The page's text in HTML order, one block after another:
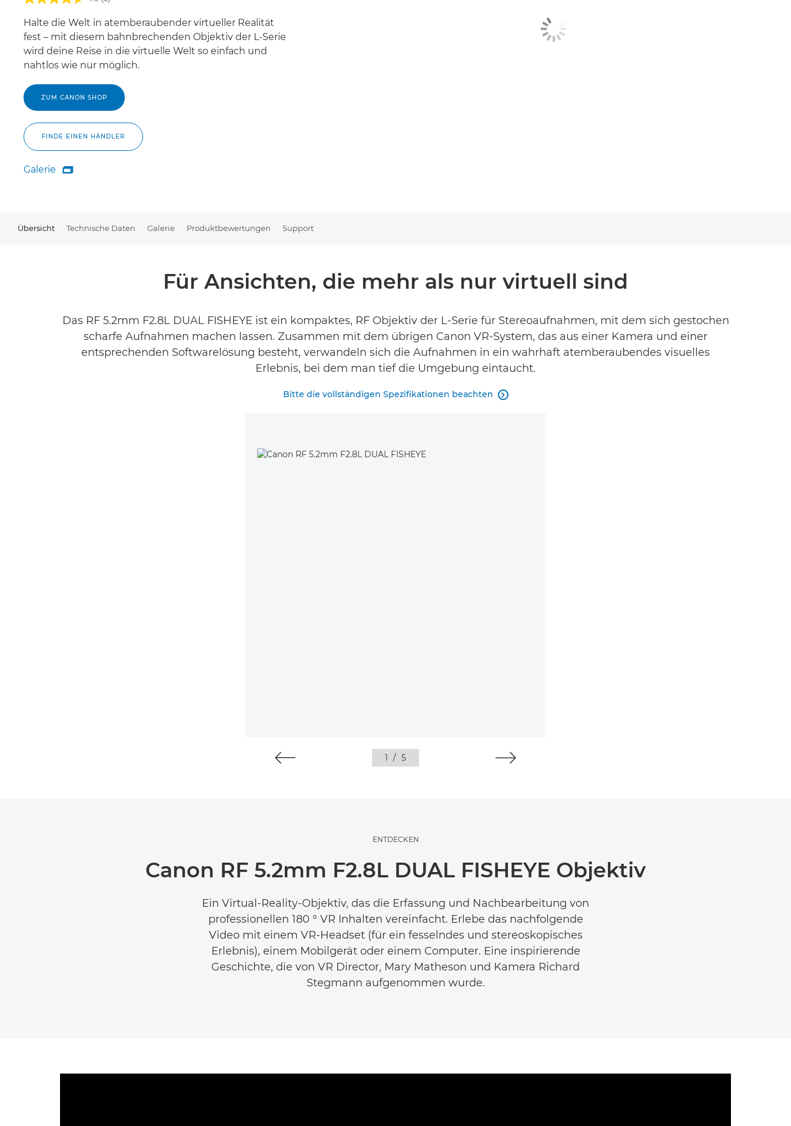
Halte die Welt in atemberaubender virtueller Realität
fest – mit diesem bahnbrechenden Objektiv der L-Serie
wird deine Reise in die virtuelle Welt so einfach und
nahtlos wie nur möglich.
ZUM CANON SHOP
FINDE EINEN HÄNDLER
Galerie
Galerie

Übersicht Technische Daten Galerie Produktbewertungen Support
Für Ansichten, die mehr als nur virtuell sind
Das RF 5.2mm F2.8L DUAL FISHEYE ist ein kompaktes, RF Objektiv der L-Serie für Stereoaufnahmen, mit dem sich gestochen
scharfe Aufnahmen machen lassen. Zusammen mit dem übrigen Canon VR-System, das aus einer Kamera und einer
entsprechenden Softwarelösung besteht, verwandeln sich die Aufnahmen in ein wahrhaft atemberaubendes visuelles
Erlebnis, bei dem man tief die Umgebung eintaucht.
Bitte die vollständigen Spezifikationen beachten 
1 / 5
ENTDECKEN
Canon RF 5.2mm F2.8L DUAL FISHEYE Objektiv
Ein Virtual-Reality-Objektiv, das die Erfassung und Nachbearbeitung von
professionellen 180 ° VR Inhalten vereinfacht. Erlebe das nachfolgende
Video mit einem VR-Headset (für ein fesselndes und stereoskopisches
Erlebnis), einem Mobilgerät oder einem Computer. Eine inspirierende
Geschichte, die von VR Director, Mary Matheson und Kamera Richard
Stegmann aufgenommen wurde.